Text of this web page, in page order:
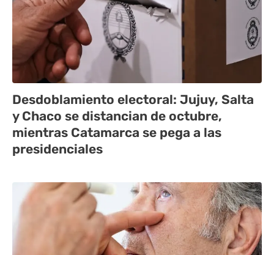
Desdoblamiento electoral: Jujuy, Salta
y Chaco se distancian de octubre,
mientras Catamarca se pega a las
presidenciales